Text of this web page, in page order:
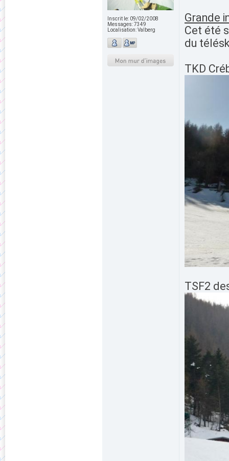
Inscrit le: 09/02/2008
Messages:7349
Localisation:Valberg
Grande
Cet été
du
TKD
TSF2